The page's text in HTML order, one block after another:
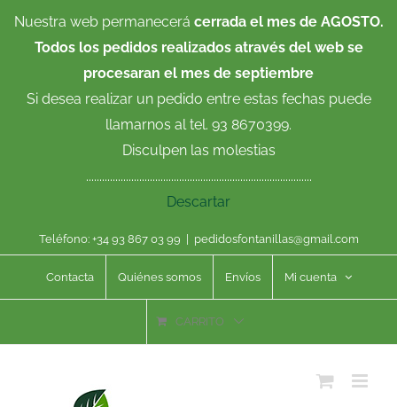
Nuestra web permanecerá cerrada el mes de AGOSTO.
Todos los pedidos realizados através del web se
procesaran el mes de septiembre
Si desea realizar un pedido entre estas fechas puede
llamarnos al tel. 93 8670399.
Disculpen las molestias
.....................................................................................
Descartar
Teléfono: +34 93 867 03 99 pedidosfontanillas@gmail.com
Contacta Quiénes somos Envíos Mi cuenta
CARRITO